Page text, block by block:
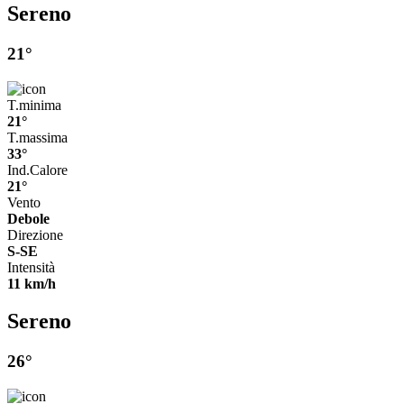
Sereno
21°
T.minima
21°
T.massima
33°
Ind.Calore
21°
Vento
Debole
Direzione
S-SE
Intensità
11 km/h
Sereno
26°